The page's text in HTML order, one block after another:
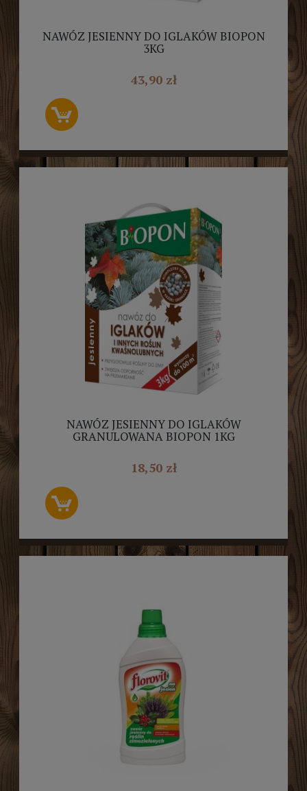
NAWÓZ JESIENNY DO IGLAKÓW BIOPON
3KG
43,90 zł
NAWÓZ JESIENNY DO IGLAKÓW
GRANULOWANA BIOPON 1KG
18,50 zł